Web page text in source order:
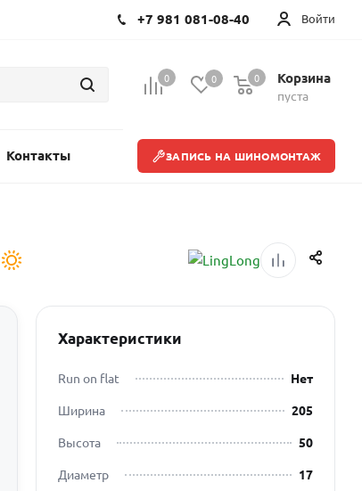
Войти
+7 981 081-08-40
0 0 Корзина
пуста
0
Контакты ЗАПИСЬ НА ШИНОМОНТАЖ
Характеристики
Run on flat
Нет
Ширина
205
Высота
50
Диаметр
17